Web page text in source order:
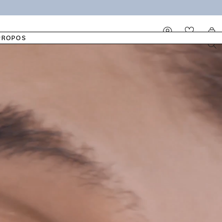
Panier
ELLA
LINGETTES HUMIDES
PYJAMAS
NOTRE COTON